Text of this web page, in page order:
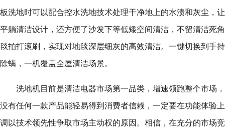
板洗地时可以配合控水洗地技术处理干净地上的水渍和灰尘，
平躺清洁设计，还方便了沙发下等低矮空间清洁，不留清洁死
毯拍打滚刷，实现对地毯深层细灰的高效清洁。一键切换到手
除螨，一机覆盖全屋清洁场景。
洗地机目前是清洁电器市场第一品类，增速领跑整个市场
没有任何一款产品能轻易得到消费者信赖，一定要在功能体验
调以技术领先性争取市场主动权的原因。相信，在充分的市场